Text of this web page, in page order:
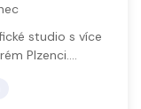
studio s více
Plzenci.…